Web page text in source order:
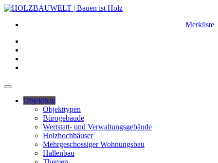
Merkliste
Objektbau
Objekttypen
Bürogebäude
Wertstatt- und Verwaltungsgebäude
Holzhochhäuser
Mehrgeschossiger Wohnungsbau
Hallenbau